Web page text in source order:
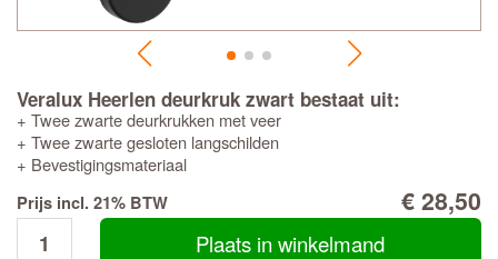
Veralux Heerlen deurkruk zwart bestaat uit:
+ Twee zwarte deurkrukken met veer
+ Twee zwarte gesloten langschilden
+ Bevestigingsmateriaal
Prijs incl. 21% BTW
€ 28,50
Plaats in winkelmand